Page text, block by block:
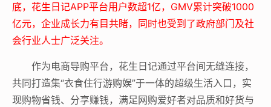
底，花生日记APP平台用户数超1亿，GMV累计突破1000
亿元，企业成长力有目共睹，同时也受到了政府部门及社
会行业人士广泛关注。
作为电商导购平台，花生日记通过平台间无缝连接，
共同打造集“衣食住行游购娱”于一体的超级生活入口，实
现购物省钱、分享赚钱，满足网购爱好者对品质和好货与